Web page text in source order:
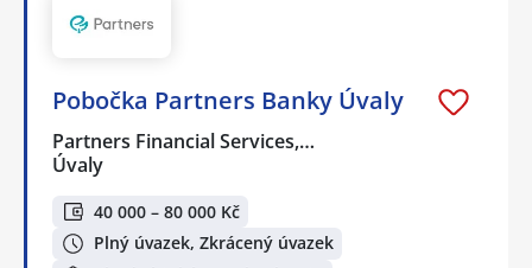
Pobočka Partners Banky Úvaly
Partners Financial Services,…
Úvaly
40 000 – 80 000 Kč
Plný úvazek, Zkrácený úvazek